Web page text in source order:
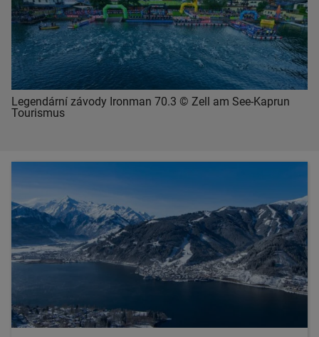
Legendární závody Ironman 70.3 © Zell am See-Kaprun
Tourismus